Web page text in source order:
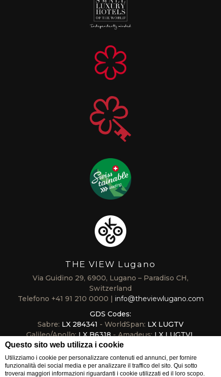
Questo sito web utilizza i cookie
Utilizziamo i cookie per personalizzare contenuti ed annunci, per fornire
funzionalità dei social media e per analizzare il traffico del sito. Qui sotto
troverai maggiori informazioni riguardanti i cookie utilizzati ed il loro scopo.
EVENTS VOUCHER
THE VIEW Lugano
Via Guidino 29, 6900, Lugano – Paradiso CH,
Switzerland
Telefono +41 91 210 0000
info@theviewlugano.com
GDS Codes:
Sabre: LX 284341 - WorldSpan: LX LUGTV
Galileo/Apollo:LX B6318 - Amadeus:LX LUGTVL
THE VIEW Lugano partner di TESLA THE VIEW Lugano Hotel boutique a